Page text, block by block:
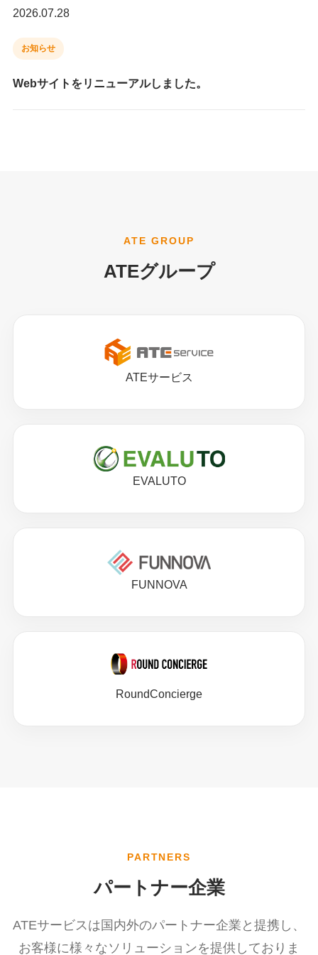
2026.07.28
お知らせ
Webサイトをリニューアルしました。
ATE GROUP
ATEグループ
ATEサービス
EVALUTO
FUNNOVA
RoundConcierge
PARTNERS
パートナー企業
ATEサービスは国内外のパートナー企業と提携し、
お客様に様々なソリューションを提供しておりま